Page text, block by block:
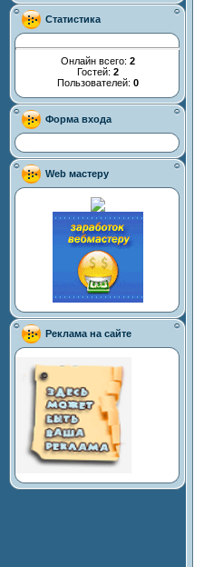
Статистика
Онлайн всего: 2
Гостей: 2
Пользователей: 0
Форма входа
Web мастеру
Реклама на сайте